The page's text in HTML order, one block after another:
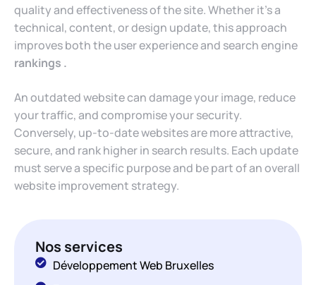
quality and effectiveness of the site. Whether it’s a
technical, content, or design update, this approach
improves both the user experience and search engine
rankings .
An outdated website can damage your image, reduce
your traffic, and compromise your security.
Conversely, up-to-date websites are more attractive,
secure, and rank higher in search results. Each update
must serve a specific purpose and be part of an overall
website improvement strategy.
Nos services
Développement Web Bruxelles